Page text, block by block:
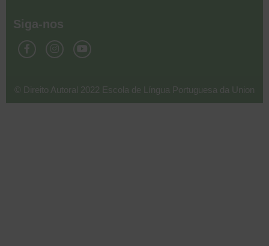
Siga-nos
© Direito Autoral 2022 Escola de Língua Portuguesa da Union